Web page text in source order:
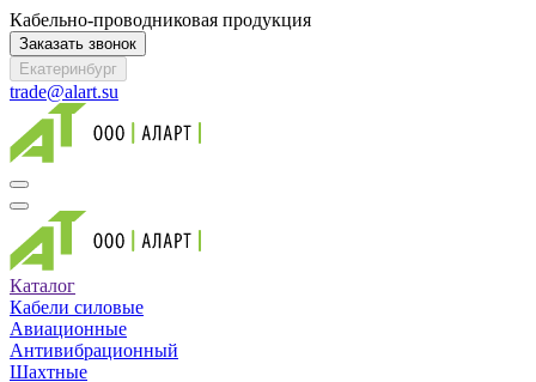
Кабельно-проводниковая продукция
Заказать звонок
Екатеринбург
trade@alart.su
Каталог
Кабели силовые
Авиационные
Антивибрационный
Шахтные